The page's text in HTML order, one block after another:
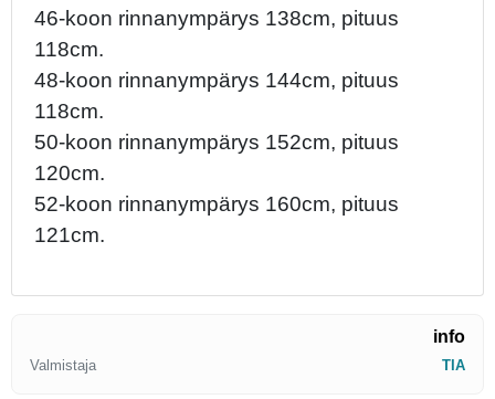
46-koon rinnanympärys 138cm, pituus
118cm.
48-koon rinnanympärys 144cm, pituus
118cm.
50-koon rinnanympärys 152cm, pituus
120cm.
52-koon rinnanympärys 160cm, pituus
121cm.
info
Valmistaja TIA